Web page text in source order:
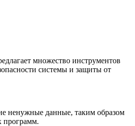
множество инструментов
системы и защиты от
ненужные данные, таким образом
программ.